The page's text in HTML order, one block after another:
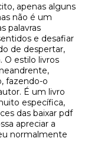
apenas alguns
não é um
palavras
e desafiar
de despertar,
O estilo livros
fazendo-o
É um livro
específica,
das baixar pdf
apreciar a
normalmente